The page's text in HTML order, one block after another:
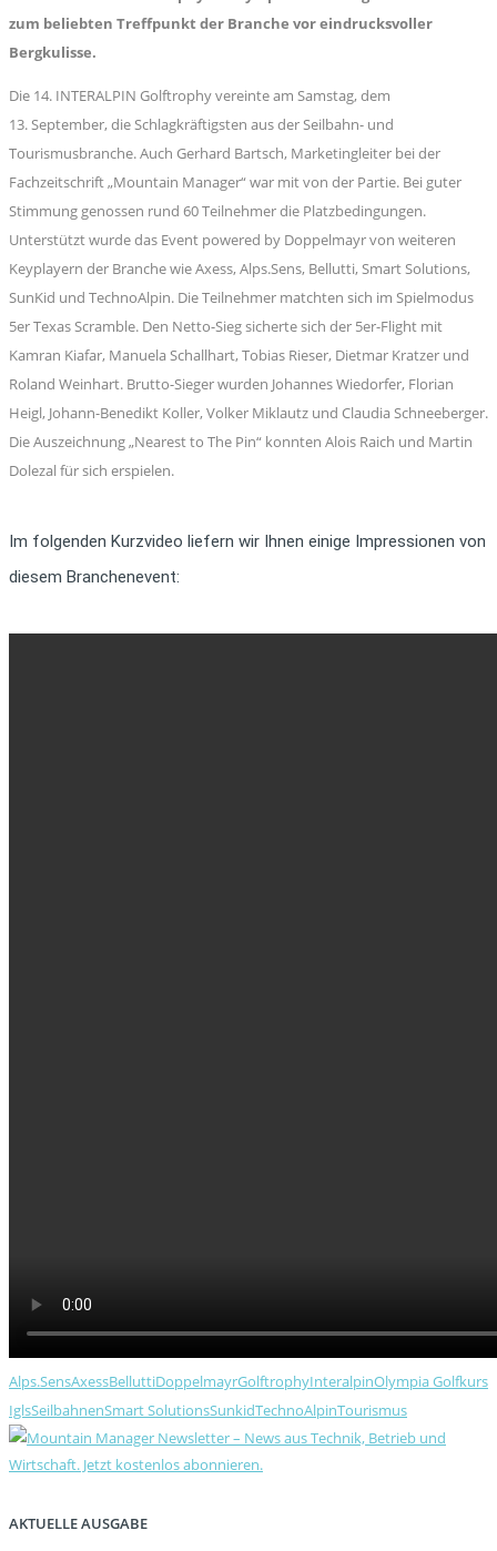
zum beliebten Treffpunkt der Branche vor eindrucksvoller
Bergkulisse.
Die 14. INTERALPIN Golftrophy vereinte am Samstag, dem
13. September, die Schlagkräftigsten aus der Seilbahn- und
Tourismusbranche. Auch Gerhard Bartsch, Marketingleiter bei der
Fachzeitschrift „Mountain Manager“ war mit von der Partie. Bei guter
Stimmung genossen rund 60 Teilnehmer die Platzbedingungen.
Unterstützt wurde das Event powered by Doppelmayr von weiteren
Keyplayern der Branche wie Axess, Alps.Sens, Bellutti, Smart Solutions,
SunKid und TechnoAlpin. Die Teilnehmer matchten sich im Spielmodus
5er Texas Scramble. Den Netto-Sieg sicherte sich der 5er-Flight mit
Kamran Kiafar, Manuela Schallhart, Tobias Rieser, Dietmar Kratzer und
Roland Weinhart. Brutto-Sieger wurden Johannes Wiedorfer, Florian
Heigl, Johann-Benedikt Koller, Volker Miklautz und Claudia Schneeberger.
Die Auszeichnung „Nearest to The Pin“ konnten Alois Raich und Martin
Dolezal für sich erspielen.
Im folgenden Kurzvideo liefern wir Ihnen einige Impressionen von
diesem Branchenevent:
Alps.SensAxessBelluttiDoppelmayrGolftrophyInteralpinOlympia Golfkurs
IglsSeilbahnenSmart SolutionsSunkidTechnoAlpinTourismus
AKTUELLE AUSGABE